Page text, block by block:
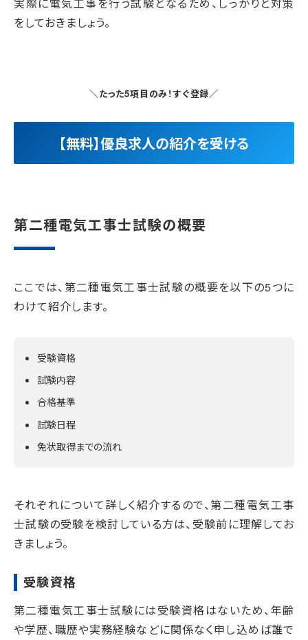
実際に電気工事を行う試験となるため、しっかりと対策
をしておきましょう。
＼たった5項目のみ！すぐ登録／
【無料】優良求人の紹介を受ける
第二種電気工事士試験の概要
ここでは、第二種電気工事士試験の概要を以下の5つに
わけて紹介します。
受験資格
試験内容
合格基準
試験日程
免状取得までの流れ
それぞれについて詳しく紹介するので、第二種電気工事
士試験の受験を検討している方は、受験前に理解してお
きましょう。
受験資格
第二種電気工事士試験には受験資格はないため、年齢
や学歴、職歴や実務経験などに関係なく申し込めば誰で